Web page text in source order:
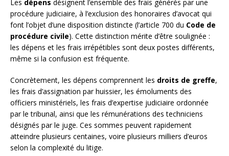
Les dépens désignent l’ensemble des frais générés par une
procédure judiciaire, à l’exclusion des honoraires d’avocat qui
font l’objet d’une disposition distincte (l’article 700 du Code de
procédure civile). Cette distinction mérite d’être soulignée :
les dépens et les frais irrépétibles sont deux postes différents,
même si la confusion est fréquente.
Concrètement, les dépens comprennent les droits de greffe,
les frais d’assignation par huissier, les émoluments des
officiers ministériels, les frais d’expertise judiciaire ordonnée
par le tribunal, ainsi que les rémunérations des techniciens
désignés par le juge. Ces sommes peuvent rapidement
atteindre plusieurs centaines, voire plusieurs milliers d’euros
selon la complexité du litige.